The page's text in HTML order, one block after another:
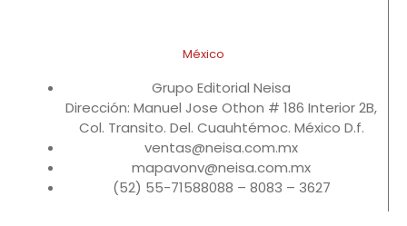
México
Grupo Editorial Neisa
Dirección: Manuel Jose Othon # 186 Interior 2B,
Col. Transito. Del. Cuauhtémoc. México D.f.
ventas@neisa.com.mx
mapavonv@neisa.com.mx
(52) 55-71588088 – 8083 – 3627